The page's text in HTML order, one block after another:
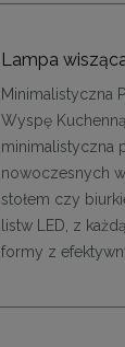
Lampa
Minimalistyczna
Wyspę
minimalistyczna
nowoczesnych
stołem czy
listw LED, z
formy z